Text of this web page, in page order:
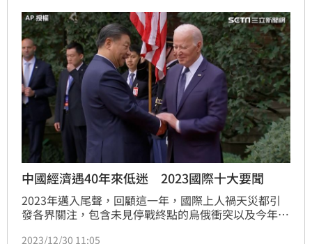
中國經濟遇40年來低迷 2023國際十大要聞
2023年邁入尾聲，回顧這一年，國際上人禍天災都引
發各界關注，包含未見停戰終點的烏俄衝突以及今年10
2023/12/30 11:05